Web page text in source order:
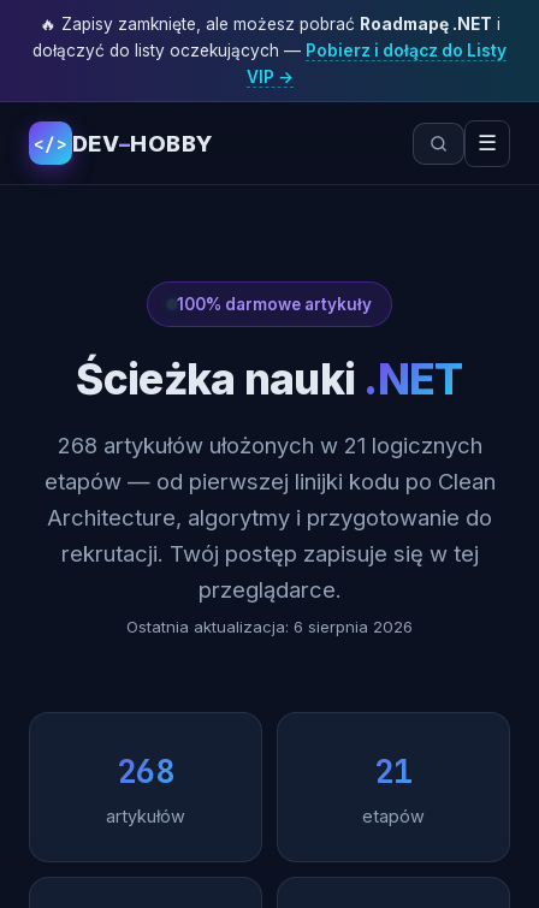
🔥 Zapisy zamknięte, ale możesz pobrać Roadmapę .NET i
dołączyć do listy oczekujących — Pobierz i dołącz do Listy
VIP →
</> DEV–HOBBY ☰
100% darmowe artykuły
Ścieżka nauki .NET
268 artykułów ułożonych w 21 logicznych
etapów — od pierwszej linijki kodu po Clean
Architecture, algorytmy i przygotowanie do
rekrutacji. Twój postęp zapisuje się w tej
przeglądarce.
Ostatnia aktualizacja: 6 sierpnia 2026
268
artykułów
21
etapów